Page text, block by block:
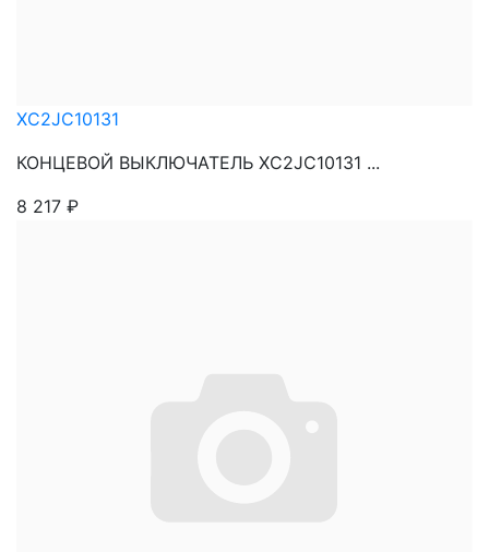
XC2JC10131
КОНЦЕВОЙ ВЫКЛЮЧАТЕЛЬ XC2JC10131 ...
8 217 ₽